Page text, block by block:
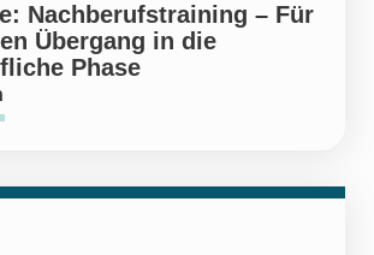
Nachberufstraining – Für
Übergang in die
Phase